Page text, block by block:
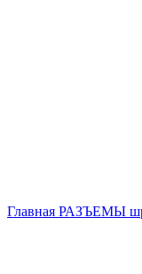
Главная РАЗЪЕМЫ